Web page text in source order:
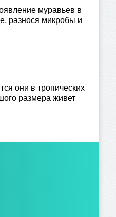
муравьев в
разнося микробы и
они в тропических
размера живет